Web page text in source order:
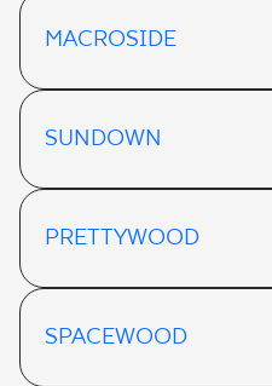
MACROSIDE
SUNDOWN
PRETTYWOOD
SPACEWOOD